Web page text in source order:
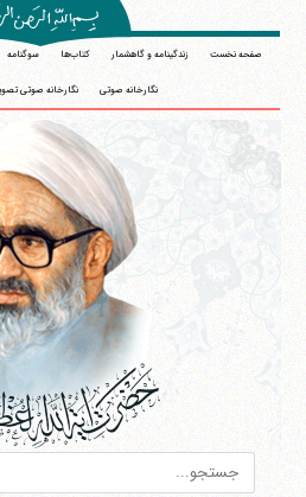
صفحه نخست زندگینامه و گاهشمار کتاب‌ها سوگنامه
نگارخانه صوتی نگارخانه صوتی